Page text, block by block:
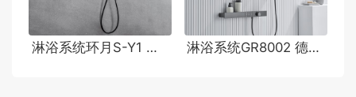
淋浴系统环月S-Y1 德国汉斯格雅风格 淋浴系统GR8002 德国hansgrohe风格